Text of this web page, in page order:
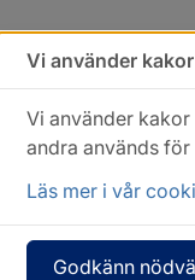
Vi använder kakor
Vi använder
andra används
Läs mer i vår
Godkänn